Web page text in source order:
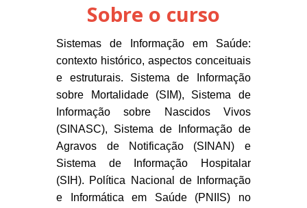
Sobre o curso
Sistemas de Informação em Saúde:
contexto histórico, aspectos conceituais
e estruturais. Sistema de Informação
sobre Mortalidade (SIM), Sistema de
Informação sobre Nascidos Vivos
(SINASC), Sistema de Informação de
Agravos de Notificação (SINAN) e
Sistema de Informação Hospitalar
(SIH). Política Nacional de Informação
e Informática em Saúde (PNIIS) no